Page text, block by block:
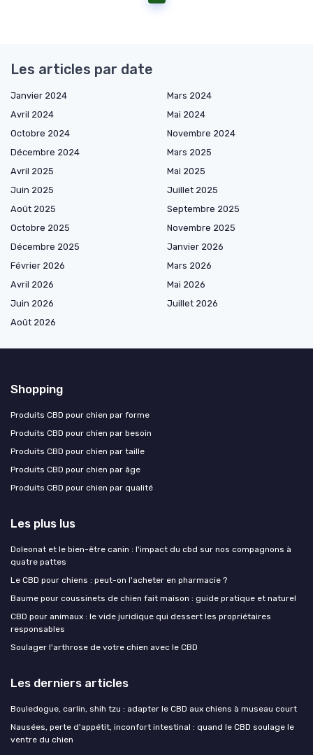
Les articles par date
Janvier 2024
Mars 2024
Avril 2024
Mai 2024
Octobre 2024
Novembre 2024
Décembre 2024
Mars 2025
Avril 2025
Mai 2025
Juin 2025
Juillet 2025
Août 2025
Septembre 2025
Octobre 2025
Novembre 2025
Décembre 2025
Janvier 2026
Février 2026
Mars 2026
Avril 2026
Mai 2026
Juin 2026
Juillet 2026
Août 2026
Shopping
Produits CBD pour chien par forme
Produits CBD pour chien par besoin
Produits CBD pour chien par taille
Produits CBD pour chien par âge
Produits CBD pour chien par qualité
Les plus lus
Doleonat et le bien-être canin : l'impact du cbd sur nos compagnons à
quatre pattes
Le CBD pour chiens : peut-on l'acheter en pharmacie ?
Baume pour coussinets de chien fait maison : guide pratique et naturel
CBD pour animaux : le vide juridique qui dessert les propriétaires
responsables
Soulager l'arthrose de votre chien avec le CBD
Les derniers articles
Bouledogue, carlin, shih tzu : adapter le CBD aux chiens à museau court
Nausées, perte d'appétit, inconfort intestinal : quand le CBD soulage le
ventre du chien